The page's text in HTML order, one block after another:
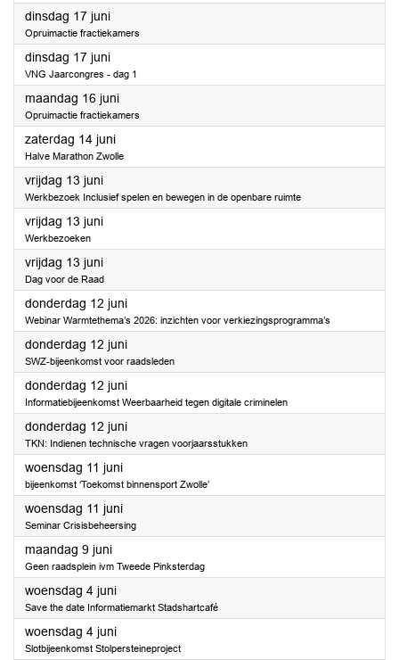
dinsdag 17 juni2025
Opruimactie fractiekamers
dinsdag 17 juni2025
VNG Jaarcongres - dag 1
maandag 16 juni2025
Opruimactie fractiekamers
zaterdag 14 juni2025
Halve Marathon Zwolle
vrijdag 13 juni2025
Werkbezoek Inclusief spelen en bewegen in de openbare ruimte
vrijdag 13 juni2025
Werkbezoeken
vrijdag 13 juni2025
Dag voor de Raad
donderdag 12 juni2025
Webinar Warmtethema’s 2026: inzichten voor verkiezingsprogramma’s
donderdag 12 juni2025
SWZ-bijeenkomst voor raadsleden
donderdag 12 juni2025
Informatiebijeenkomst Weerbaarheid tegen digitale criminelen
donderdag 12 juni2025
TKN: Indienen technische vragen voorjaarsstukken
woensdag 11 juni2025
bijeenkomst ‘Toekomst binnensport Zwolle’
woensdag 11 juni2025
Seminar Crisisbeheersing
maandag 9 juni2025
Geen raadsplein ivm Tweede Pinksterdag
woensdag 4 juni2025
Save the date Informatiemarkt Stadshartcafé
woensdag 4 juni2025
Slotbijeenkomst Stolpersteineproject